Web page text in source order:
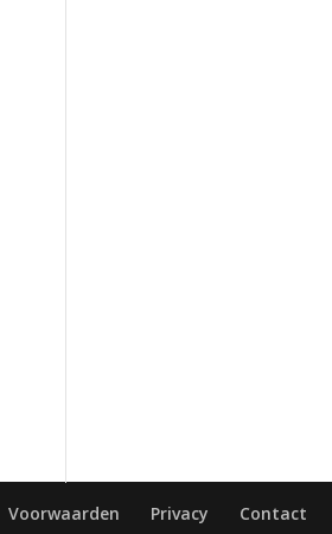
Voorwaarden Privacy Contact